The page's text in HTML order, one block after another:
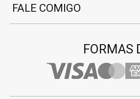
FALE COMIGO
FORMAS